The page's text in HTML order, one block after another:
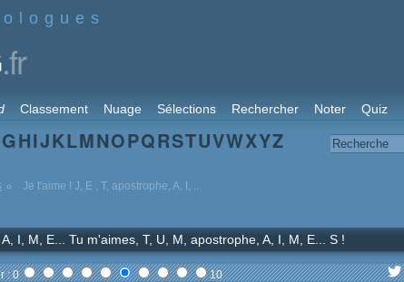
.fr
Classement Nuage Sélections Rechercher Noter Quiz
GHIJKLMNOPQRSTUVWXYZ
Je t'aime ! J, E , T, apostrophe, A, I, ...
I, M, E... Tu m'aimes, T, U, M, apostrophe, A, I, M, E... S !
: 0 10